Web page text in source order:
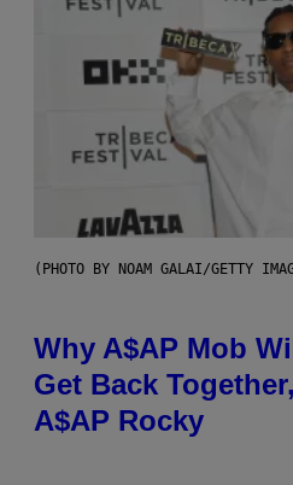
(PHOTO BY NOAM GALAI/GETTY
Why A$AP Mob
Get Back
A$AP Rocky